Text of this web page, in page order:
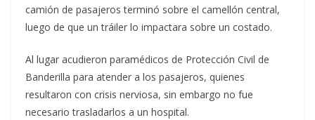
camión de pasajeros terminó sobre el camellón central,
luego de que un tráiler lo impactara sobre un costado.
Al lugar acudieron paramédicos de Protección Civil de
Banderilla para atender a los pasajeros, quienes
resultaron con crisis nerviosa, sin embargo no fue
necesario trasladarlos a un hospital.